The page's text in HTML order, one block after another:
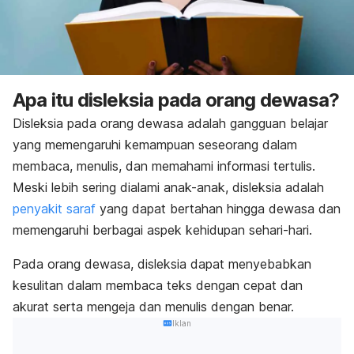
Apa itu disleksia pada orang dewasa?
Disleksia pada orang dewasa adalah gangguan belajar
yang memengaruhi kemampuan seseorang dalam
membaca, menulis, dan memahami informasi tertulis.
Meski lebih sering dialami anak-anak, disleksia adalah
penyakit saraf yang dapat bertahan hingga dewasa dan
memengaruhi berbagai aspek kehidupan sehari-hari.
Pada orang dewasa, disleksia dapat menyebabkan
kesulitan dalam membaca teks dengan cepat dan
akurat serta mengeja dan menulis dengan benar.
Iklan